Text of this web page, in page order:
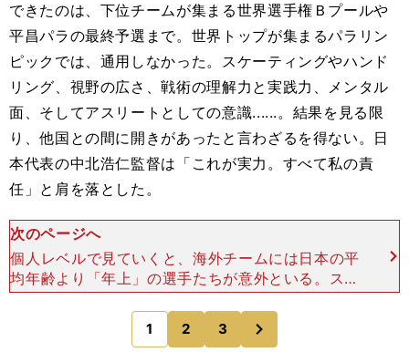
できたのは、下位チームが集まる世界選手権Ｂプールや
平昌パラの最終予選まで。世界トップが集まるパラリン
ピックでは、通用しなかった。スケーティングやハンド
リング、視野の広さ、戦術の理解力と実践力、メンタル
面、そしてアスリートとしての意識......。結果を見る限
り、他国との間に開きがあったと言わざるを得ない。日
本代表の中北浩仁監督は「これが実力。すべて私の責
任」と肩を落とした。
次のページへ
個人レベルで見ていくと、海外チームには日本の平
均年齢より「年上」の選手たちが意外といる。スウ
ェーデンには、ゴールキーパー以外にフォワードに
も50代中盤の２選手がエントリーし、日本に勝っ
て７位の成績を収
1 2 3